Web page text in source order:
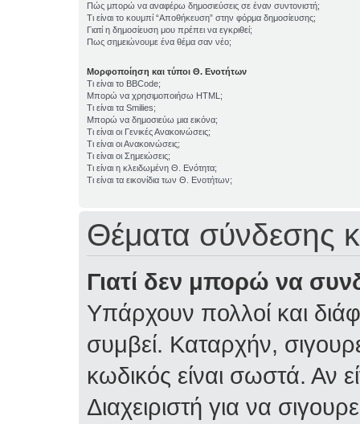
Πώς μπορώ να αναφέρω δημοσιεύσεις σε έναν συντονιστή;
Τι είναι το κουμπί “Αποθήκευση” στην φόρμα δημοσίευσης;
Γιατί η δημοσίευση μου πρέπει να εγκριθεί;
Πως σημειώνουμε ένα θέμα σαν νέο;
Μορφοποίηση και τύποι Θ. Ενοτήτων
Τι είναι το BBCode;
Μπορώ να χρησιμοποιήσω HTML;
Τι είναι τα Smilies;
Μπορώ να δημοσιεύω μια εικόνα;
Τι είναι οι Γενικές Ανακοινώσεις;
Τι είναι οι Ανακοινώσεις;
Τι είναι οι Σημειώσεις;
Τι είναι η κλειδωμένη Θ. Ενότητα;
Τι είναι τα εικονίδια των Θ. Ενοτήτων;
Θέματα σύνδεσης
Γιατί δεν μπορώ να
Υπάρχουν πολλοί και
συμβεί. Καταρχήν,
κωδικός είναι σωστά. Αν
Διαχειριστή για να